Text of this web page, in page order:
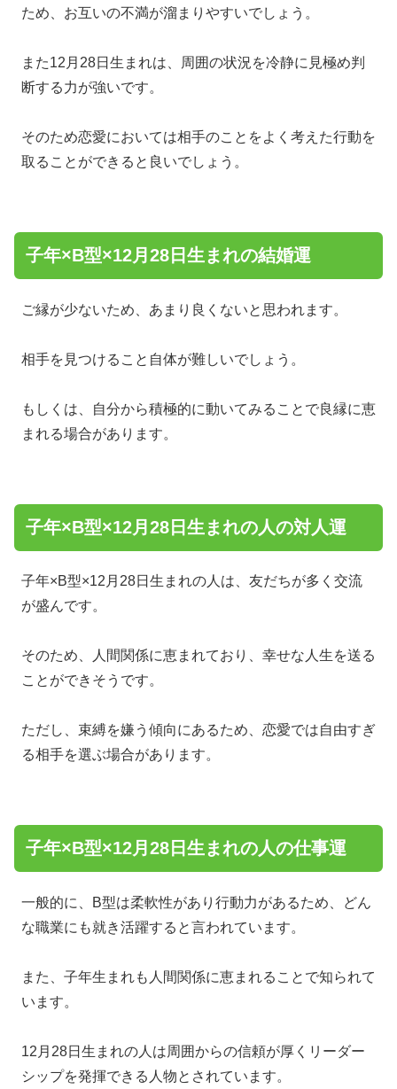
ため、お互いの不満が溜まりやすいでしょう。
また12月28日生まれは、周囲の状況を冷静に見極め判
断する力が強いです。
そのため恋愛においては相手のことをよく考えた行動を
取ることができると良いでしょう。
子年×B型×12月28日生まれの結婚運
ご縁が少ないため、あまり良くないと思われます。
相手を見つけること自体が難しいでしょう。
もしくは、自分から積極的に動いてみることで良縁に恵
まれる場合があります。
子年×B型×12月28日生まれの人の対人運
子年×B型×12月28日生まれの人は、友だちが多く交流
が盛んです。
そのため、人間関係に恵まれており、幸せな人生を送る
ことができそうです。
ただし、束縛を嫌う傾向にあるため、恋愛では自由すぎ
る相手を選ぶ場合があります。
子年×B型×12月28日生まれの人の仕事運
一般的に、B型は柔軟性があり行動力があるため、どん
な職業にも就き活躍すると言われています。
また、子年生まれも人間関係に恵まれることで知られて
います。
12月28日生まれの人は周囲からの信頼が厚くリーダー
シップを発揮できる人物とされています。